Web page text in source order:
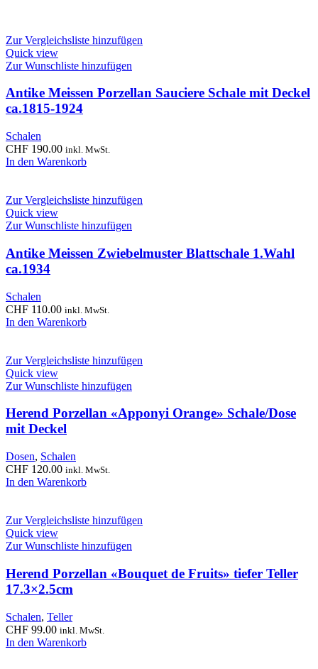
Zur Vergleichsliste hinzufügen
Quick view
Zur Wunschliste hinzufügen
Antike Meissen Porzellan Sauciere Schale mit Deckel
ca.1815-1924
Schalen
CHF 190.00 inkl. MwSt.
In den Warenkorb
Zur Vergleichsliste hinzufügen
Quick view
Zur Wunschliste hinzufügen
Antike Meissen Zwiebelmuster Blattschale 1.Wahl
ca.1934
Schalen
CHF 110.00 inkl. MwSt.
In den Warenkorb
Zur Vergleichsliste hinzufügen
Quick view
Zur Wunschliste hinzufügen
Herend Porzellan «Apponyi Orange» Schale/Dose
mit Deckel
Dosen, Schalen
CHF 120.00 inkl. MwSt.
In den Warenkorb
Zur Vergleichsliste hinzufügen
Quick view
Zur Wunschliste hinzufügen
Herend Porzellan «Bouquet de Fruits» tiefer Teller
17.3×2.5cm
Schalen, Teller
CHF 99.00 inkl. MwSt.
In den Warenkorb